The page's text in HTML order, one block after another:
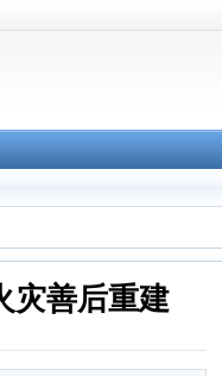
灾善后重建